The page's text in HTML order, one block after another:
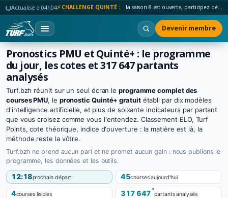
Actualisé à 04h04⚡ CHALLENGE QUINTÉ : la saison 8 est ouverte, participez dès maintenant !
Devenir membre
Pronostics PMU et Quinté+ : le programme
du jour, les cotes et 317 647 partants
analysés
Turf.bzh réunit sur un seul écran leprogramme complet des
courses PMU, le pronostic Quinté+ gratuitétabli par dix modèles
d'intelligence artificielle, et plus de soixante indicateurs par partant
que vous croisez comme vous l'entendez. Classement ELO, Turf
Points, cote théorique, indice d'ouverture : la matière est là, la
méthode reste la vôtre.
Turf.bzh ne prend aucun pari et ne promet aucun gain : nous publions le
programme, les données et les outils.
12:18prochain départ 45courses aujourd'hui
4courses lisibles 317 647*
partants analysés